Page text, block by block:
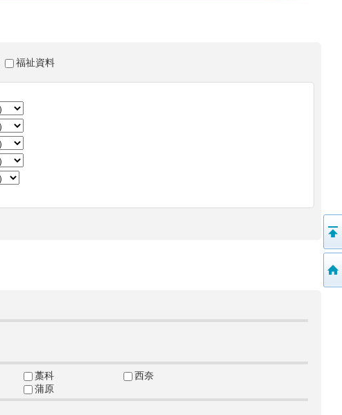
福祉資料
藁科
西奈
蒲原